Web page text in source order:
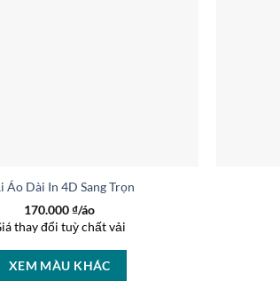
Áo Dài In 4D Sang Trọng AD LY422
170.000₫/áo
thay đổi tuỳ chất vải
XEM MÀU KHÁC